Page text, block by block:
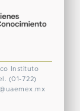
Instituto
(01-722)